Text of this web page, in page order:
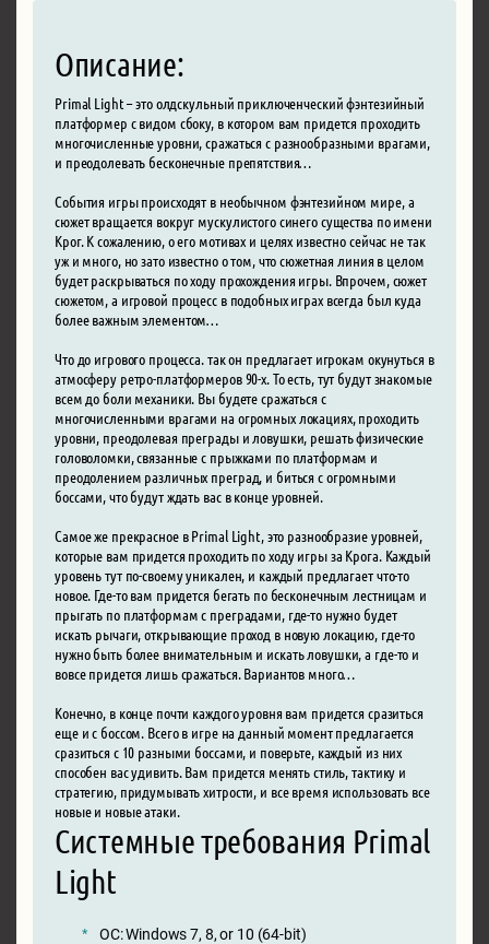
Описание:
Primal Light – это олдскульный приключенческий фэнтезийный
платформер с видом сбоку, в котором вам придется проходить
многочисленные уровни, сражаться с разнообразными врагами,
и преодолевать бесконечные препятствия…
События игры происходят в необычном фэнтезийном мире, а
сюжет вращается вокруг мускулистого синего существа по имени
Крог. К сожалению, о его мотивах и целях известно сейчас не так
уж и много, но зато известно о том, что сюжетная линия в целом
будет раскрываться по ходу прохождения игры. Впрочем, сюжет
сюжетом, а игровой процесс в подобных играх всегда был куда
более важным элементом…
Что до игрового процесса. так он предлагает игрокам окунуться в
атмосферу ретро-платформеров 90-х. То есть, тут будут знакомые
всем до боли механики. Вы будете сражаться с
многочисленными врагами на огромных локациях, проходить
уровни, преодолевая преграды и ловушки, решать физические
головоломки, связанные с прыжками по платформам и
преодолением различных преград, и биться с огромными
боссами, что будут ждать вас в конце уровней.
Самое же прекрасное в Primal Light, это разнообразие уровней,
которые вам придется проходить по ходу игры за Крога. Каждый
уровень тут по-своему уникален, и каждый предлагает что-то
новое. Где-то вам придется бегать по бесконечным лестницам и
прыгать по платформам с преградами, где-то нужно будет
искать рычаги, открывающие проход в новую локацию, где-то
нужно быть более внимательным и искать ловушки, а где-то и
вовсе придется лишь сражаться. Вариантов много…
Конечно, в конце почти каждого уровня вам придется сразиться
еще и с боссом. Всего в игре на данный момент предлагается
сразиться с 10 разными боссами, и поверьте, каждый из них
способен вас удивить. Вам придется менять стиль, тактику и
стратегию, придумывать хитрости, и все время использовать все
новые и новые атаки.
Системные требования Primal
Light
ОС: Windows 7, 8, or 10 (64-bit)